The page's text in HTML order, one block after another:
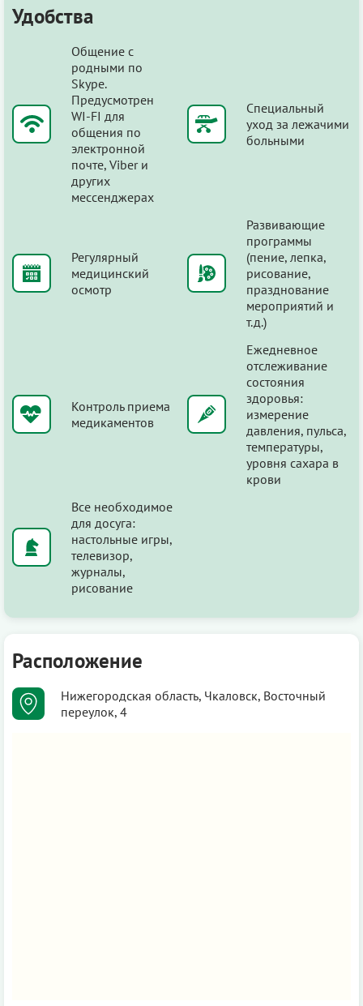
Удобства
Общение с
родными по
Skype.
Предусмотрен
WI-FI для
общения по
электронной
почте, Viber и
других
мессенджерах
Специальный
уход за лежачими
больными
Регулярный
медицинский
осмотр
Развивающие
программы
(пение, лепка,
рисование,
празднование
мероприятий и
т.д.)
Контроль приема
медикаментов
Ежедневное
отслеживание
состояния
здоровья:
измерение
давления, пульса,
температуры,
уровня сахара в
крови
Все необходимое
для досуга:
настольные игры,
телевизор,
журналы,
рисование
Расположение
Нижегородская область, Чкаловск, Восточный
переулок, 4